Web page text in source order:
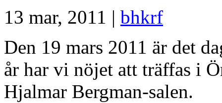
13 mar, 2011 | bhkrf
Den 19 mars 2011 är det
år har vi nöjet att träffas i
Hjalmar Bergman-salen.